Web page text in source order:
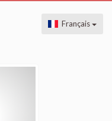
Français